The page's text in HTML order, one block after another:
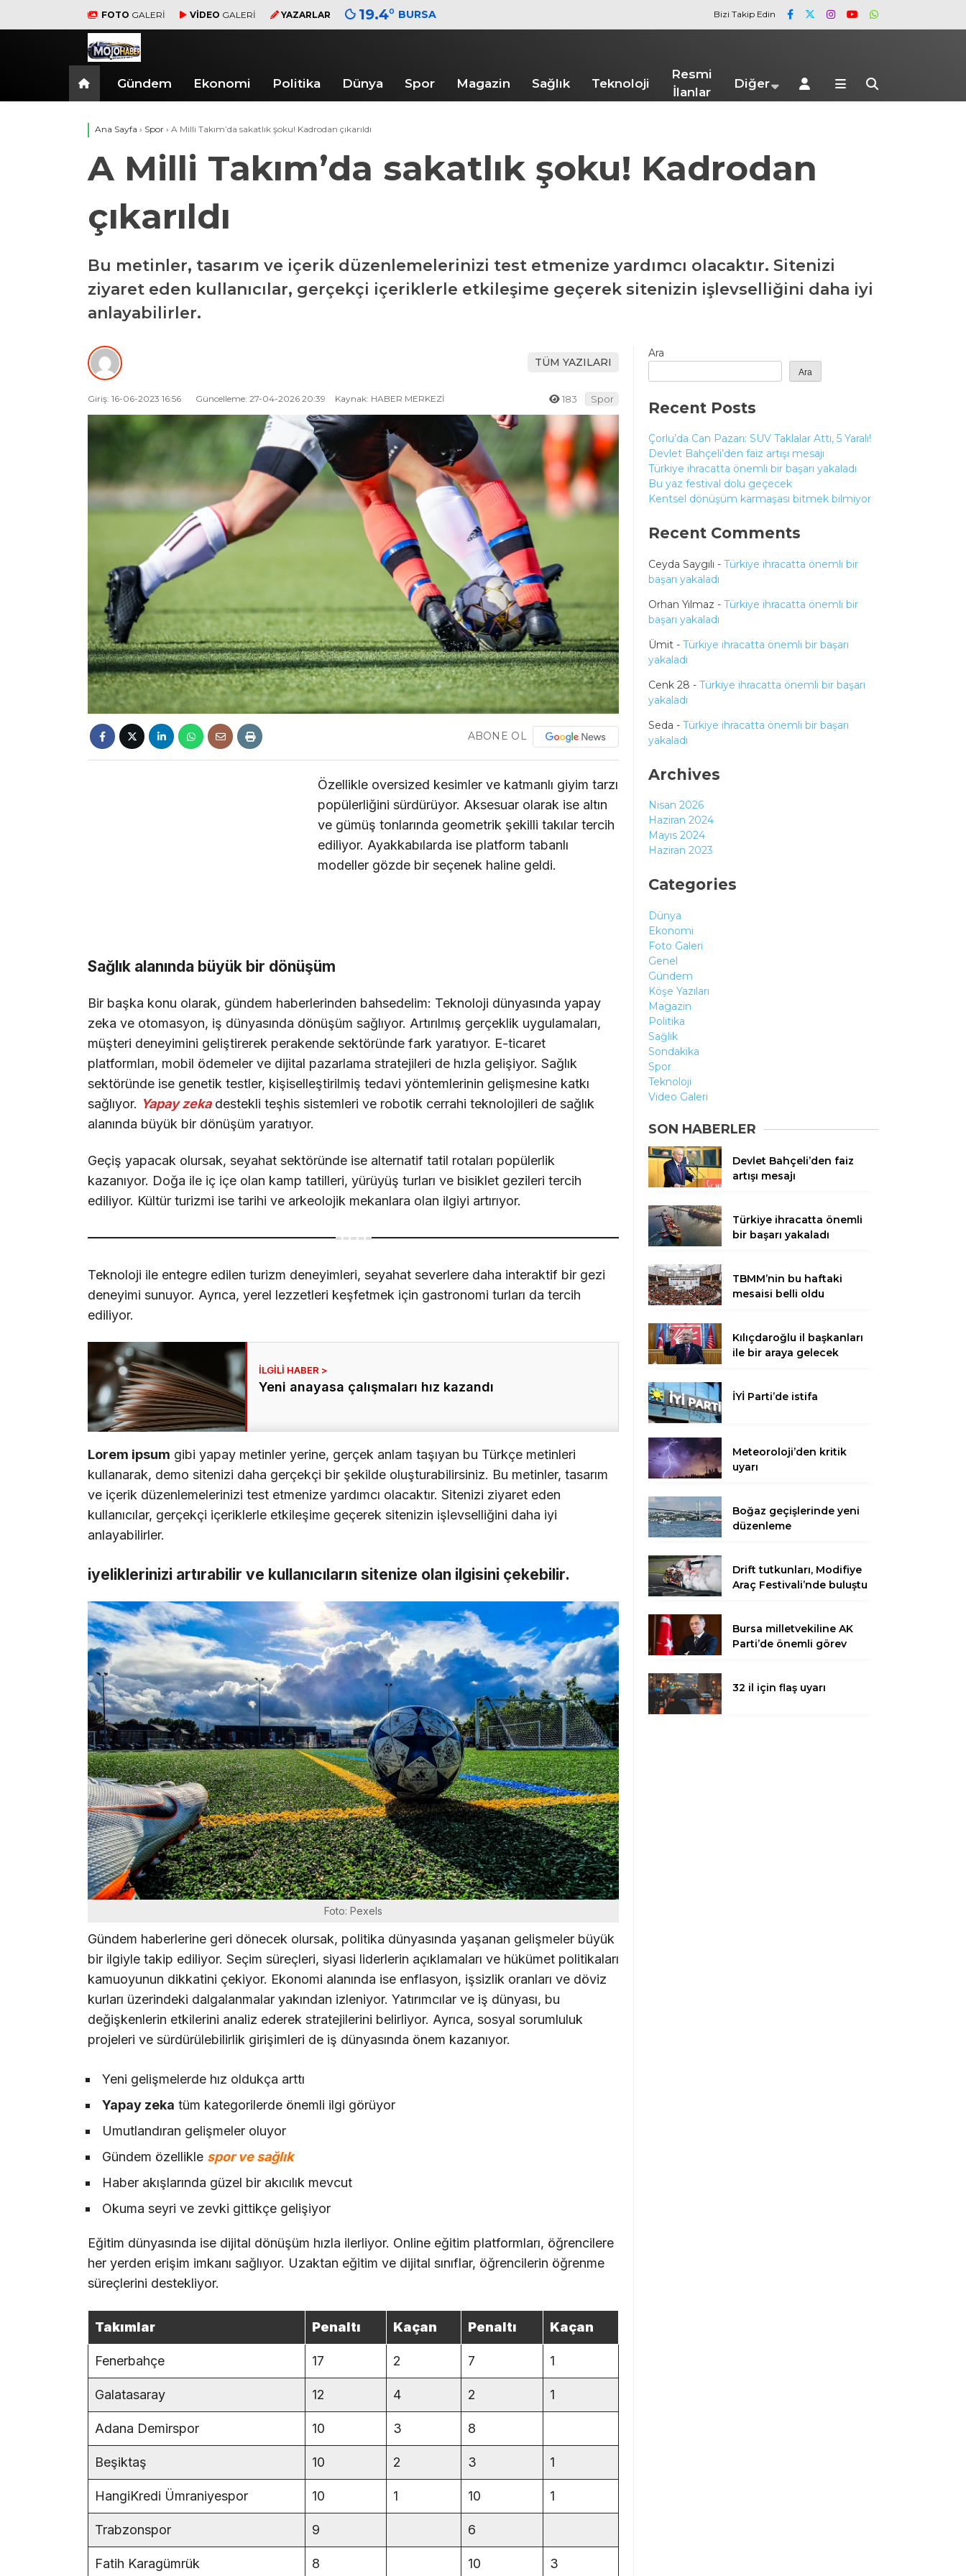
FOTO GALERİ VİDEO GALERİ YAZARLAR 19.4° BURSA Bizi Takip Edin
Gündem Ekonomi Politika Dünya Spor Magazin Sağlık Teknoloji
Resmi
İlanlar
Diğer
Ana Sayfa › Spor › A Milli Takım’da sakatlık şoku! Kadrodan çıkarıldı
A Milli Takım’da sakatlık şoku! Kadrodan
çıkarıldı
Bu metinler, tasarım ve içerik düzenlemelerinizi test etmenize yardımcı olacaktır. Sitenizi
ziyaret eden kullanıcılar, gerçekçi içeriklerle etkileşime geçerek sitenizin işlevselliğini daha iyi
anlayabilirler.
TÜM YAZILARI
Giriş: 16-06-2023 16:56 Güncelleme: 27-04-2026 20:39 Kaynak: HABER MERKEZİ 183 Spor
ABONE OL
Özellikle oversized kesimler ve katmanlı giyim tarzı
popülerliğini sürdürüyor. Aksesuar olarak ise altın
ve gümüş tonlarında geometrik şekilli takılar tercih
ediliyor. Ayakkabılarda ise platform tabanlı
modeller gözde bir seçenek haline geldi.
Sağlık alanında büyük bir dönüşüm
Bir başka konu olarak, gündem haberlerinden bahsedelim: Teknoloji dünyasında yapay
zeka ve otomasyon, iş dünyasında dönüşüm sağlıyor. Artırılmış gerçeklik uygulamaları,
müşteri deneyimini geliştirerek perakende sektöründe fark yaratıyor. E-ticaret
platformları, mobil ödemeler ve dijital pazarlama stratejileri de hızla gelişiyor. Sağlık
sektöründe ise genetik testler, kişiselleştirilmiş tedavi yöntemlerinin gelişmesine katkı
sağlıyor. Yapay zekadestekli teşhis sistemleri ve robotik cerrahi teknolojileri de sağlık
alanında büyük bir dönüşüm yaratıyor.
Geçiş yapacak olursak, seyahat sektöründe ise alternatif tatil rotaları popülerlik
kazanıyor. Doğa ile iç içe olan kamp tatilleri, yürüyüş turları ve bisiklet gezileri tercih
ediliyor. Kültür turizmi ise tarihi ve arkeolojik mekanlara olan ilgiyi artırıyor.
Teknoloji ile entegre edilen turizm deneyimleri, seyahat severlere daha interaktif bir gezi
deneyimi sunuyor. Ayrıca, yerel lezzetleri keşfetmek için gastronomi turları da tercih
ediliyor.
Yeni anayasa çalışmaları hız kazandı
Lorem ipsum gibi yapay metinler yerine, gerçek anlam taşıyan bu Türkçe metinleri
kullanarak, demo sitenizi daha gerçekçi bir şekilde oluşturabilirsiniz. Bu metinler, tasarım
ve içerik düzenlemelerinizi test etmenize yardımcı olacaktır. Sitenizi ziyaret eden
kullanıcılar, gerçekçi içeriklerle etkileşime geçerek sitenizin işlevselliğini daha iyi
anlayabilirler.
iyeliklerinizi artırabilir ve kullanıcıların sitenize olan ilgisini çekebilir.
Foto: Pexels
Gündem haberlerine geri dönecek olursak, politika dünyasında yaşanan gelişmeler büyük
bir ilgiyle takip ediliyor. Seçim süreçleri, siyasi liderlerin açıklamaları ve hükümet politikaları
kamuoyunun dikkatini çekiyor. Ekonomi alanında ise enflasyon, işsizlik oranları ve döviz
kurları üzerindeki dalgalanmalar yakından izleniyor. Yatırımcılar ve iş dünyası, bu
değişkenlerin etkilerini analiz ederek stratejilerini belirliyor. Ayrıca, sosyal sorumluluk
projeleri ve sürdürülebilirlik girişimleri de iş dünyasında önem kazanıyor.
Yeni gelişmelerde hız oldukça arttı
Yapay zeka tüm kategorilerde önemli ilgi görüyor
Umutlandıran gelişmeler oluyor
Gündem özellikle spor ve sağlık
Haber akışlarında güzel bir akıcılık mevcut
Okuma seyri ve zevki gittikçe gelişiyor
Eğitim dünyasında ise dijital dönüşüm hızla ilerliyor. Online eğitim platformları, öğrencilere
her yerden erişim imkanı sağlıyor. Uzaktan eğitim ve dijital sınıflar, öğrencilerin öğrenme
süreçlerini destekliyor.
Takımlar Penaltı Kaçan Penaltı Kaçan
Fenerbahçe 17 2 7 1
Galatasaray 12 4 2 1
Adana Demirspor 10 3 8
Beşiktaş 10 2 3 1
HangiKredi Ümraniyespor 10 1 10 1
Trabzonspor 9 6
Fatih Karagümrük 8 10 3
Ara
Ara
Recent Posts
Çorlu’da Can Pazarı: SUV Taklalar Attı, 5 Yaralı!
Devlet Bahçeli’den faiz artışı mesajı
Türkiye ihracatta önemli bir başarı yakaladı
Bu yaz festival dolu geçecek
Kentsel dönüşüm karmaşası bitmek bilmiyor
Recent Comments
Ceyda Saygılı - Türkiye ihracatta önemli bir
başarı yakaladı
Orhan Yılmaz - Türkiye ihracatta önemli bir
başarı yakaladı
Ümit - Türkiye ihracatta önemli bir başarı
yakaladı
Cenk 28 - Türkiye ihracatta önemli bir başarı
yakaladı
Seda - Türkiye ihracatta önemli bir başarı
yakaladı
Archives
Nisan 2026
Haziran 2024
Mayıs 2024
Haziran 2023
Categories
Dünya
Ekonomi
Foto Galeri
Genel
Gündem
Köşe Yazıları
Magazin
Politika
Sağlık
Sondakika
Spor
Teknoloji
Video Galeri
SON HABERLER
Devlet Bahçeli’den faiz
artışı mesajı
Türkiye ihracatta önemli
bir başarı yakaladı
TBMM’nin bu haftaki
mesaisi belli oldu
Kılıçdaroğlu il başkanları
ile bir araya gelecek
İYİ Parti’de istifa
Meteoroloji’den kritik
uyarı
Boğaz geçişlerinde yeni
düzenleme
Drift tutkunları, Modifiye
Araç Festivali’nde buluştu
Bursa milletvekiline AK
Parti’de önemli görev
32 il için flaş uyarı